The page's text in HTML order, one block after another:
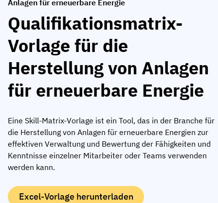
Kompetenzmatrix
Kompetenzbibliothek
Kompetenzmanagement
KI-Skill-Zusammenführung
Mitarbeiter
Mitarbeiterprofile
Schulungshistorie
Zertifikate & Lizenzen
Automobilbranche
Nahrungsmittelbranche
Logistik
Medizinische Fertigung
Alle Branchen anzeigen
Nach Rollen
Ausbildungskoordinator
Betriebsleiter
Auditor
Adient
Rogers
Base Logistics
Lebensmittelproduktion
Intersnack
JDE Coffee
Syngenta
AG5 Blog-Beiträge
White papers
Partnerprogramm
Webinars
Support
Customer Success
Wissensdatenbank
AG5-Status
Anlagen für erneuerbare Energie
Qualifikationsmatrix-
Vorlage für die
Herstellung von Anlagen
für erneuerbare Energie
Eine Skill-Matrix-Vorlage ist ein Tool, das in der Branche für
die Herstellung von Anlagen für erneuerbare Energien zur
effektiven Verwaltung und Bewertung der Fähigkeiten und
Kenntnisse einzelner Mitarbeiter oder Teams verwenden
werden kann.
Excel-Vorlage herunterladen